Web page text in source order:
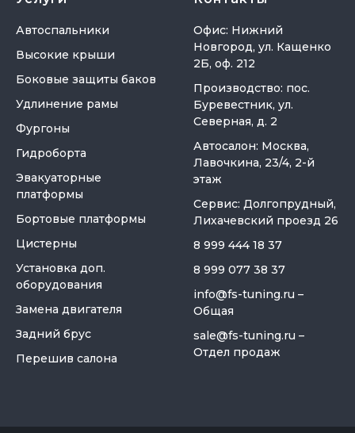
Автоспальники
Высокие крыши
Боковые защиты баков
Удлинение рамы
Фургоны
Гидроборта
Эвакуаторные
платформы
Бортовые платформы
Цистерны
Установка доп.
оборудования
Замена двигателя
Задний брус
Перешив салона
Офис: Нижний
Новгород, ул. Кащенко
2Б, оф. 212
Производство: пос.
Буревестник, ул.
Северная, д. 2
Автосалон: Москва,
Лавочкина, 23/4, 2-й
этаж
Сервис: Долгопрудный,
Лихачевский проезд 26
8 999 444 18 37
8 999 077 38 37
info@fs-tuning.ru –
Общая
sale@fs-tuning.ru –
Отдел продаж